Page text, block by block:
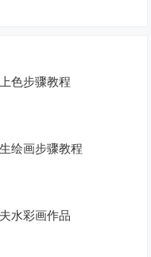
色步骤教程
绘画步骤教程
水彩画作品